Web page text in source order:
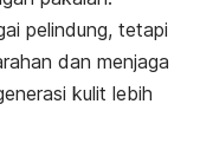
pelindung, tetapi
dan menjaga
kulit lebih